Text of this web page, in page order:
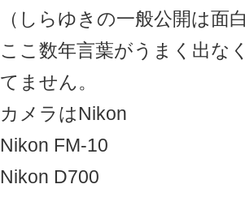
（しらゆきの一般公開は面
ここ数年言葉がうまく出な
てません。
カメラはNikon
Nikon FM-10
Nikon D700